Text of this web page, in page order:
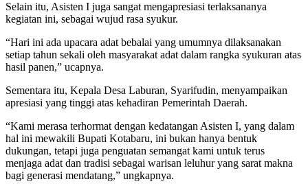
Selain itu, Asisten I juga sangat mengapresiasi terlaksananya
kegiatan ini, sebagai wujud rasa syukur.
“Hari ini ada upacara adat bebalai yang umumnya dilaksanakan
setiap tahun sekali oleh masyarakat adat dalam rangka syukuran atas
hasil panen,” ucapnya.
Sementara itu, Kepala Desa Laburan, Syarifudin, menyampaikan
apresiasi yang tinggi atas kehadiran Pemerintah Daerah.
“Kami merasa terhormat dengan kedatangan Asisten I, yang dalam
hal ini mewakili Bupati Kotabaru, ini bukan hanya bentuk
dukungan, tetapi juga penguatan semangat kami untuk terus
menjaga adat dan tradisi sebagai warisan leluhur yang sarat makna
bagi generasi mendatang,” ungkapnya.